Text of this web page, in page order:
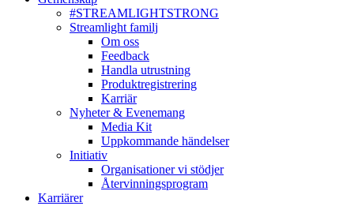
#STREAMLIGHTSTRONG
Streamlight familj
Om oss
Feedback
Handla utrustning
Produktregistrering
Karriär
Nyheter & Evenemang
Media Kit
Uppkommande händelser
Initiativ
Organisationer vi stödjer
Återvinningsprogram
Karriärer